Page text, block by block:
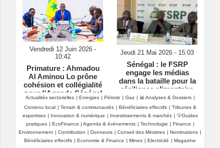
Vendredi 12 Juin 2026 -
10:42
Primature : Ahmadou
Al Aminou Lo prône
cohésion et collégialité
pour l’Agenda Sénégal
2050
Jeudi 21 Mai 2026 - 15:03
Sénégal : le FSRP
engage les médias
dans la bataille pour la
résilience alimentaire
Actualités sectorielles | Energies | Pétrole | Gaz | 📊 Analyses & Dossiers |
Contenu local | Terrain & communautés | Bénéficiaires effectifs | Tribunes &
expertises | Innovation & numérique | Investissements & marchés | 💡Guides
pratiques | EcoFinance | Agenda & événements | Technologie | Finance |
Environnement | Contribution | Donneurs | Conseil des Ministres | Nominations |
Bénéficiaires effectifs | Economie & Finance | Mines | Electricité | Magazine